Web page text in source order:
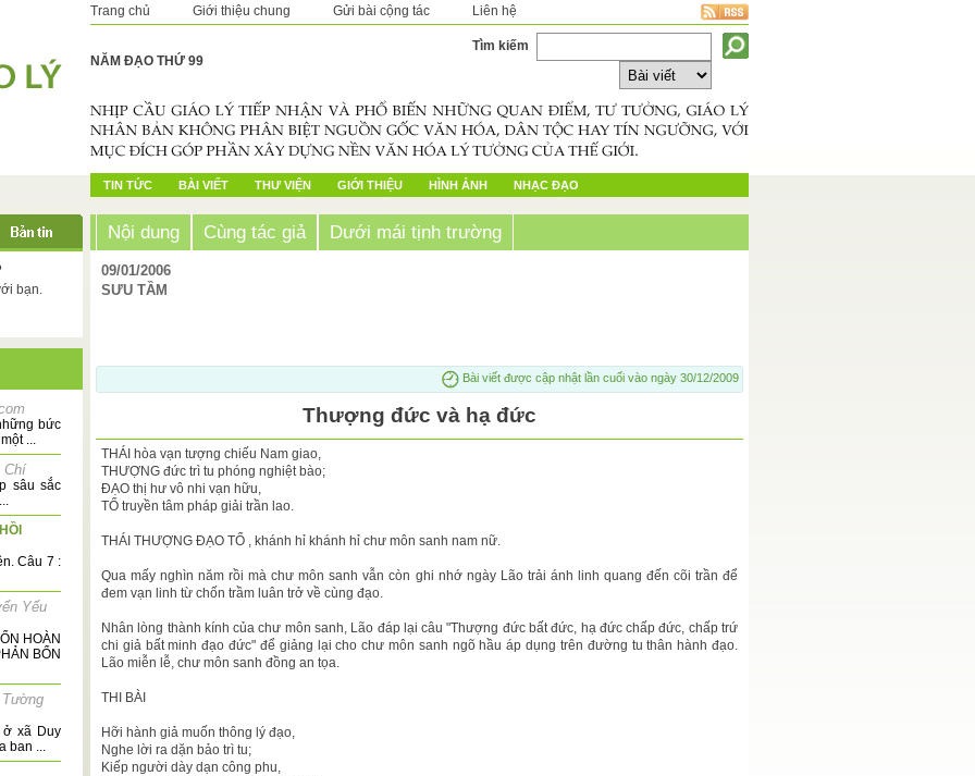
Trang chủ Giới thiệu chung Gửi bài cộng tác Liên hệ
NĂM ĐẠO THỨ 99
Tìm kiếm
TIN TỨC BÀI VIẾT THƯ VIỆN GIỚI THIỆU HÌNH ẢNH NHẠC ĐẠO
bạn.
bức
...
Chí
sâu sắc
Câu 7 :
Yếu
HOÀN
BỔN
ở xã Duy
ban ...
Nội dung Cùng tác giả Dưới mái tịnh trường
09/01/2006
SƯU TẦM
Bài viết được cập nhật lần cuối vào ngày 30/12/2009
Thượng đức và hạ đức
THÁI hòa vạn tượng chiếu Nam giao,
THƯỢNG đức trì tu phóng nghiệt bào;
ĐẠO thị hư vô nhi vạn hữu,
TỔ truyền tâm pháp giải trần lao.
THÁI THƯỢNG ĐẠO TỔ , khánh hỉ khánh hỉ chư môn sanh nam nữ.
Qua mấy nghìn năm rồi mà chư môn sanh vẫn còn ghi nhớ ngày Lão trải ánh linh quang đến cõi trần để
đem vạn linh từ chốn trầm luân trở về cùng đạo.
Nhân lòng thành kính của chư môn sanh, Lão đáp lại câu "Thượng đức bất đức, hạ đức chấp đức, chấp trứ
chi giả bất minh đạo đức" để giảng lại cho chư môn sanh ngõ hầu áp dụng trên đường tu thân hành đạo.
Lão miễn lễ, chư môn sanh đồng an tọa.
THI BÀI
Hỡi hành giả muốn thông lý đạo,
Nghe lời ra dặn bảo trì tu;
Kiếp người dày dạn công phu,